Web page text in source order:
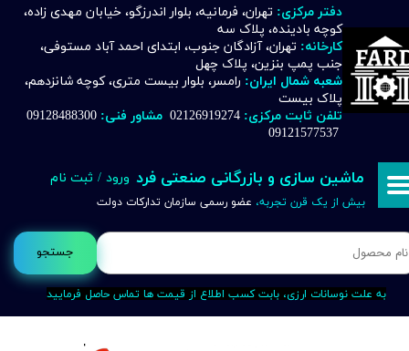
جستجو
دفتر مرکزی: تهران، فرمانیه، بلوار اندرزگو، خیابان مهدی زاده،
کوچه بادینده، پلاک سه
کارخانه: تهران، آزادگان جنوب، ابتدای احمد آباد مستوفی،
جنب پمپ بنزین، پلاک چهل
شعبه شمال ایران: رامسر، بلوار بیست متری، کوچه شانزدهم،
پلاک بیست
تلفن ثابت مرکزی: 02126919274 مشاور فنی:
09121577537
ماشین سازی و بازرگانی صنعتی فرد
بیش از یک قرن تجربه، عضو رسمی سازمان تدارکات دولت
ورود / ثبت نام
حساب کاربری من
تغییر گذر واژه
خروج از حساب کاربری
به علت نوسانات ارزی، بابت کسب اطلاع از قیمت ها تماس حاصل فرمایید